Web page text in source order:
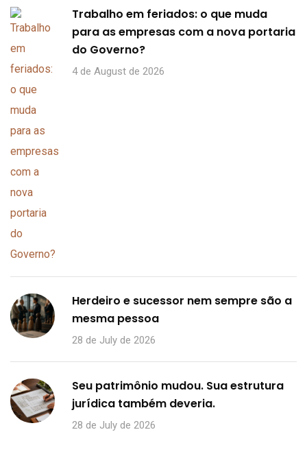
Trabalho em feriados: o que muda
para as empresas com a nova portaria
do Governo?
4 de August de 2026
Herdeiro e sucessor nem sempre são a
mesma pessoa
28 de July de 2026
Seu patrimônio mudou. Sua estrutura
jurídica também deveria.
28 de July de 2026